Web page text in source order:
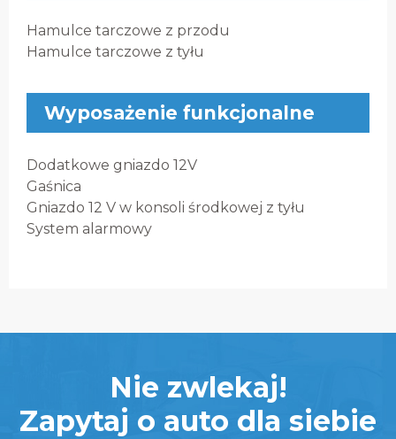
Hamulce tarczowe z przodu
Hamulce tarczowe z tyłu
Wyposażenie funkcjonalne
Dodatkowe gniazdo 12V
Gaśnica
Gniazdo 12 V w konsoli środkowej z tyłu
System alarmowy
Nie zwlekaj!
Zapytaj o auto dla siebie